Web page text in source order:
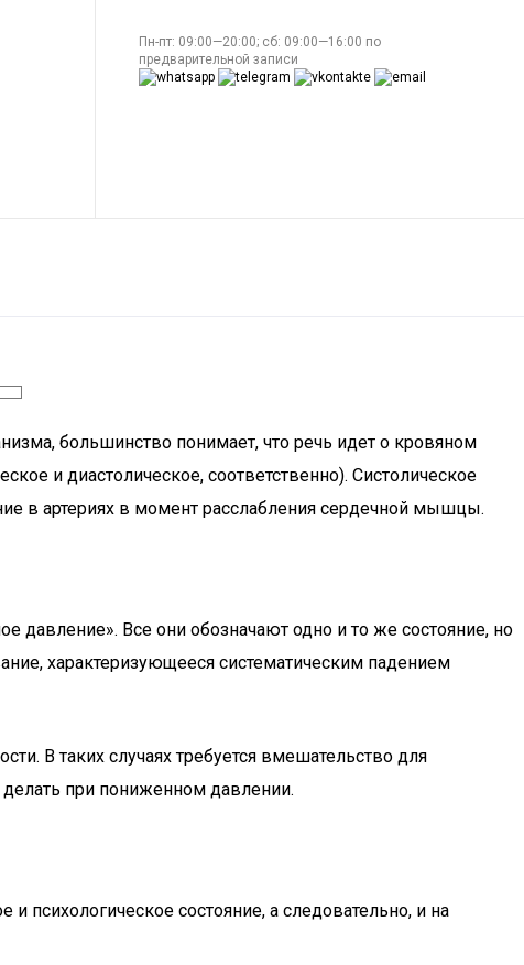
Пн-пт: 09:00—20:00; сб: 09:00—16:00 по
предварительной записи
большинство понимает, что речь идет о кровяном
и диастолическое, соответственно). Систолическое
в артериях в момент расслабления сердечной мышцы.
давление». Все они обозначают одно и то же состояние, но
характеризующееся систематическим падением
В таких случаях требуется вмешательство для
при пониженном давлении.
состояние, а следовательно, и на